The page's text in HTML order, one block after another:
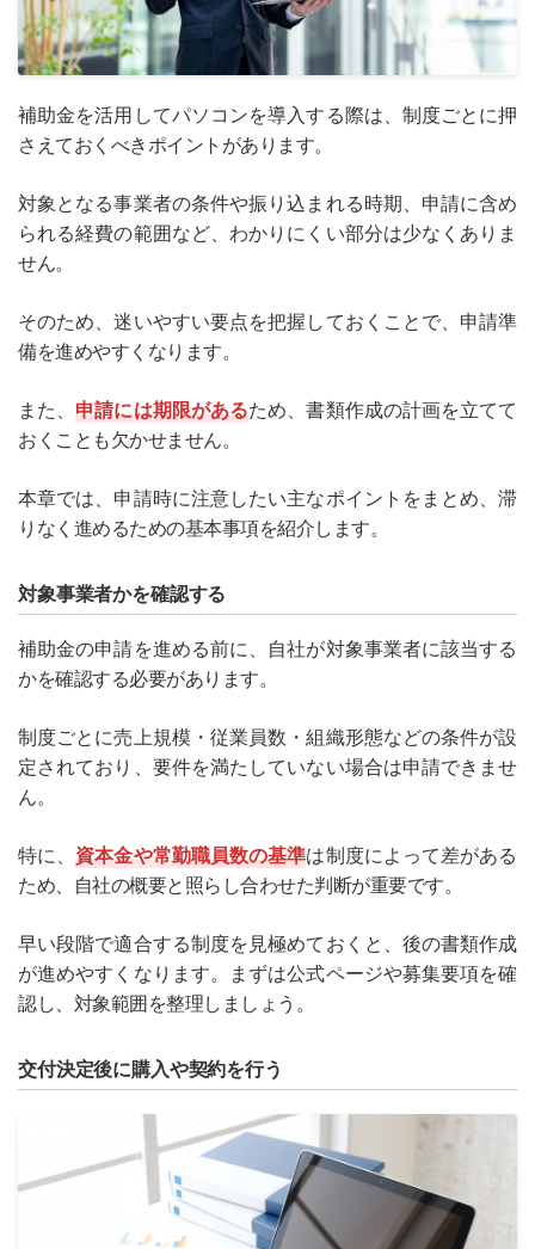
補助金を活用してパソコンを導入する際は、制度ごとに押
さえておくべきポイントがあります。
対象となる事業者の条件や振り込まれる時期、申請に含め
られる経費の範囲など、わかりにくい部分は少なくありま
せん。
そのため、迷いやすい要点を把握しておくことで、申請準
備を進めやすくなります。
また、申請には期限があるため、書類作成の計画を立てて
おくことも欠かせません。
本章では、申請時に注意したい主なポイントをまとめ、滞
りなく進めるための基本事項を紹介します。
対象事業者かを確認する
補助金の申請を進める前に、自社が対象事業者に該当する
かを確認する必要があります。
制度ごとに売上規模・従業員数・組織形態などの条件が設
定されており、要件を満たしていない場合は申請できませ
ん。
特に、資本金や常勤職員数の基準は制度によって差がある
ため、自社の概要と照らし合わせた判断が重要です。
早い段階で適合する制度を見極めておくと、後の書類作成
が進めやすくなります。まずは公式ページや募集要項を確
認し、対象範囲を整理しましょう。
交付決定後に購入や契約を行う